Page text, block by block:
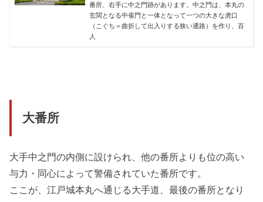
番所、右手に中之門跡があります。中之門は、本丸の
玄関となる中雀門と一体となって一つの大きな虎口
（こぐち＝曲折して出入りする狭い通路）を作り、百
人
大番所
大手中之門の内側に設けられ、他の番所よりも位の高い
与力・同心によって警備されていた番所です。
ここが、江戸城本丸へ通じる大手道、最後の番所となり